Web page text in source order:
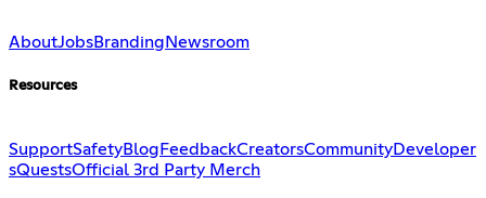
AboutJobsBranding Newsroom
Resources
SupportSafetyBlog FeedbackCreatorsCommunityDeveloper
sQuestsOfficial 3rd Party Merch